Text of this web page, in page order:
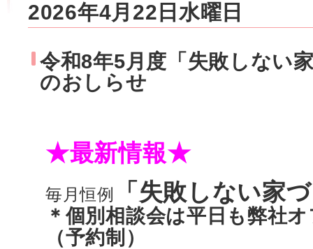
2026年4月22日水曜日
令和8年5月度「失敗しない
のおしらせ
★最新情報★
毎月恒例 「失敗しない家
＊個別相談会は平日も弊社
（予約制）